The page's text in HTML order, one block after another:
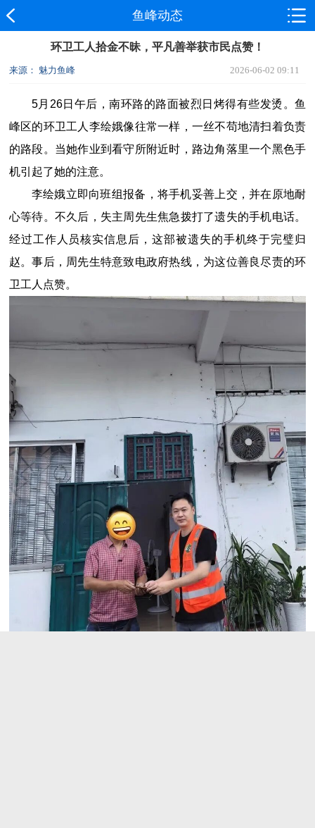
鱼峰动态
环卫工人拾金不昧，平凡善举获市民点赞！
来源： 魅力鱼峰 2026-06-02 09:11
5月26日午后，南环路的路面被烈日烤得有些发烫。鱼
峰区的环卫工人李绘娥像往常一样，一丝不苟地清扫着负责
的路段。当她作业到看守所附近时，路边角落里一个黑色手
机引起了她的注意。
李绘娥立即向班组报备，将手机妥善上交，并在原地耐
心等待。不久后，失主周先生焦急拨打了遗失的手机电话。
经过工作人员核实信息后，这部被遗失的手机终于完璧归
赵。事后，周先生特意致电政府热线，为这位善良尽责的环
卫工人点赞。